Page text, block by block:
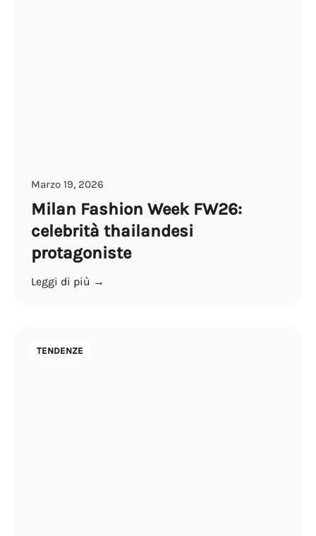
Marzo 19, 2026
Milan Fashion Week FW26:
celebrità thailandesi
protagoniste
Leggi di più →
TENDENZE